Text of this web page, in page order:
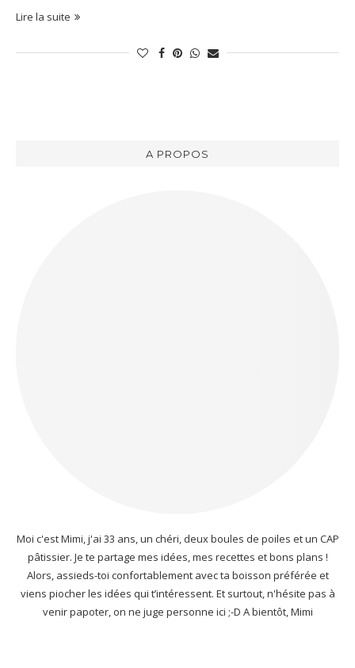
Lire la suite
A PROPOS
Moi c'est Mimi, j'ai 33 ans, un chéri, deux boules de poiles et un CAP
pâtissier. Je te partage mes idées, mes recettes et bons plans !
Alors, assieds-toi confortablement avec ta boisson préférée et
viens piocher les idées qui t’intéressent. Et surtout, n'hésite pas à
venir papoter, on ne juge personne ici ;-D A bientôt, Mimi